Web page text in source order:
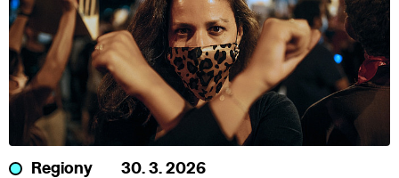
Regiony 30. 3. 2026